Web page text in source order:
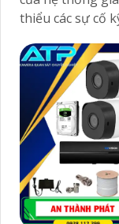
thiểu các sự cố